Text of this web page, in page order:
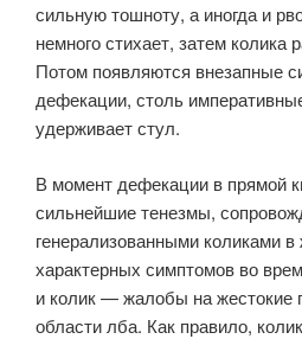
сильную тошноту, а иногда и
немного стихает, затем колика
Потом появляются внезапные
дефекации, столь
удерживает стул.
В момент дефекации в прямой
сильнейшие тенезмы,
генерализованными коликами
характерных симптомов во
и колик — жалобы на жестокие
области лба. Как правило,